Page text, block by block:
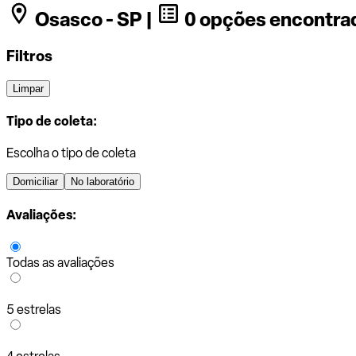
Osasco - SP | 0 opções
Filtros
Limpar
Tipo de coleta:
Escolha o tipo de coleta
Domiciliar No laboratório
Avaliações:
Todas as avaliações
5 estrelas